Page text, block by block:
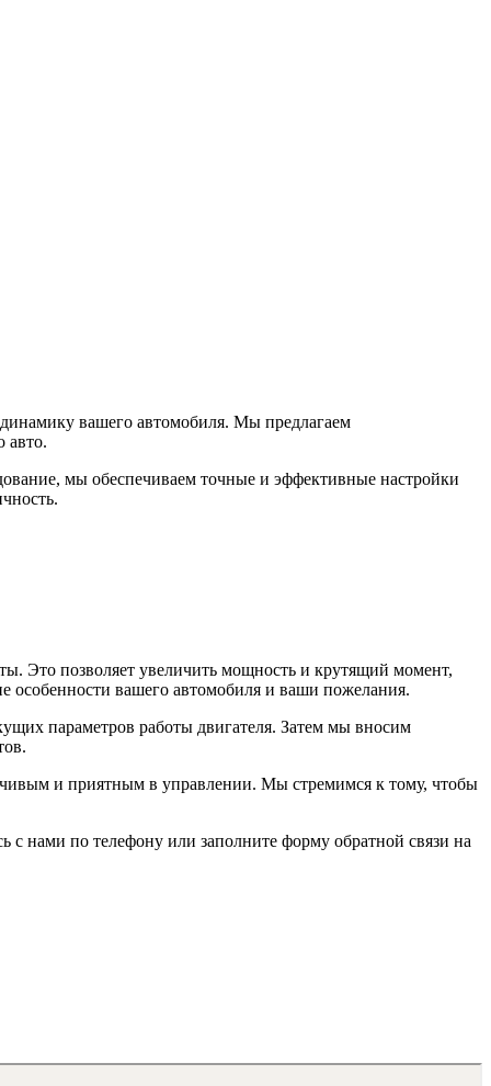
вашего автомобиля. Мы предлагаем
авто.
мы обеспечиваем точные и эффективные настройки
Это позволяет увеличить мощность и крутящий момент,
особенности вашего автомобиля и ваши пожелания.
параметров работы двигателя. Затем мы вносим
и приятным в управлении. Мы стремимся к тому, чтобы
нами по телефону или заполните форму обратной связи на